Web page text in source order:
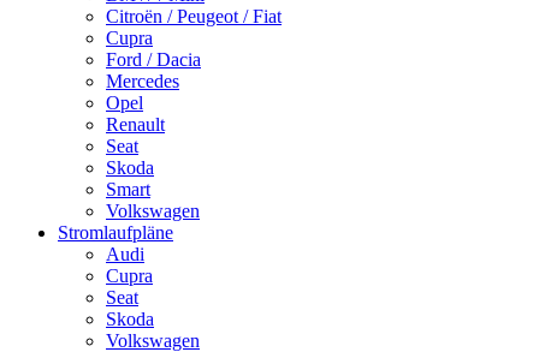
Citroën / Peugeot / Fiat
Cupra
Ford / Dacia
Mercedes
Opel
Renault
Seat
Skoda
Smart
Volkswagen
Stromlaufpläne
Audi
Cupra
Seat
Skoda
Volkswagen